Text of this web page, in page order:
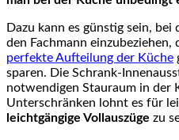
Dazu kann es günstig sein,
den Fachmann einzubeziehen,
perfekte Aufteilung der Küche
sparen. Die Schrank-
notwendigen Stauraum in der
Unterschränken lohnt es für
leichtgängige Vollauszüge zu